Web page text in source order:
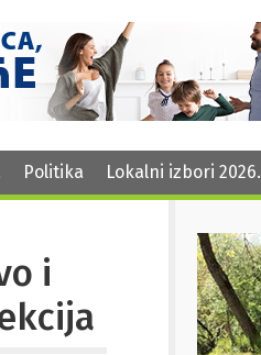
Politika Lokalni izbori 2026.
i